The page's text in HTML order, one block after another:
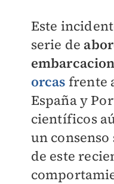
Este
serie de
orcas frente
España y
científicos
un
de este